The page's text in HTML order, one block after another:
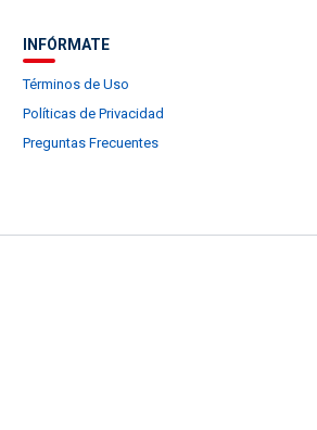
INFÓRMATE
Términos de Uso
Políticas de Privacidad
Preguntas Frecuentes